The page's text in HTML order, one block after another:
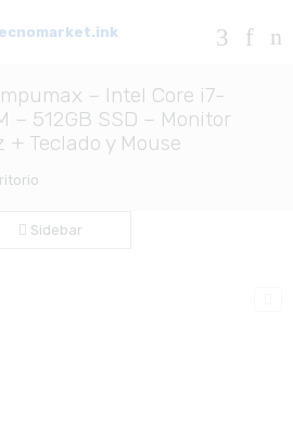
– Intel Core i7-
– 512GB SSD – Monitor
+ Teclado y Mouse
Sidebar